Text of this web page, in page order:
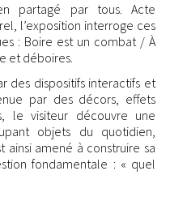
partagé par tous. Acte
l’exposition interroge ces
: Boire est un combat / À
et déboires.
des dispositifs interactifs et
par des décors, effets
le visiteur découvre une
objets du quotidien,
ainsi amené à construire sa
fondamentale : « quel